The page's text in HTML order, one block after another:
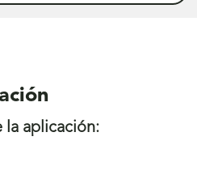
la aplicación: